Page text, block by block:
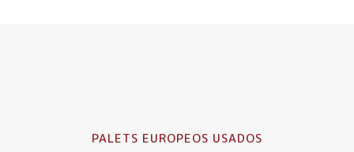
PALETS EUROPEOS USADOS